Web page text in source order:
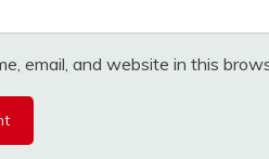
email, and website in this